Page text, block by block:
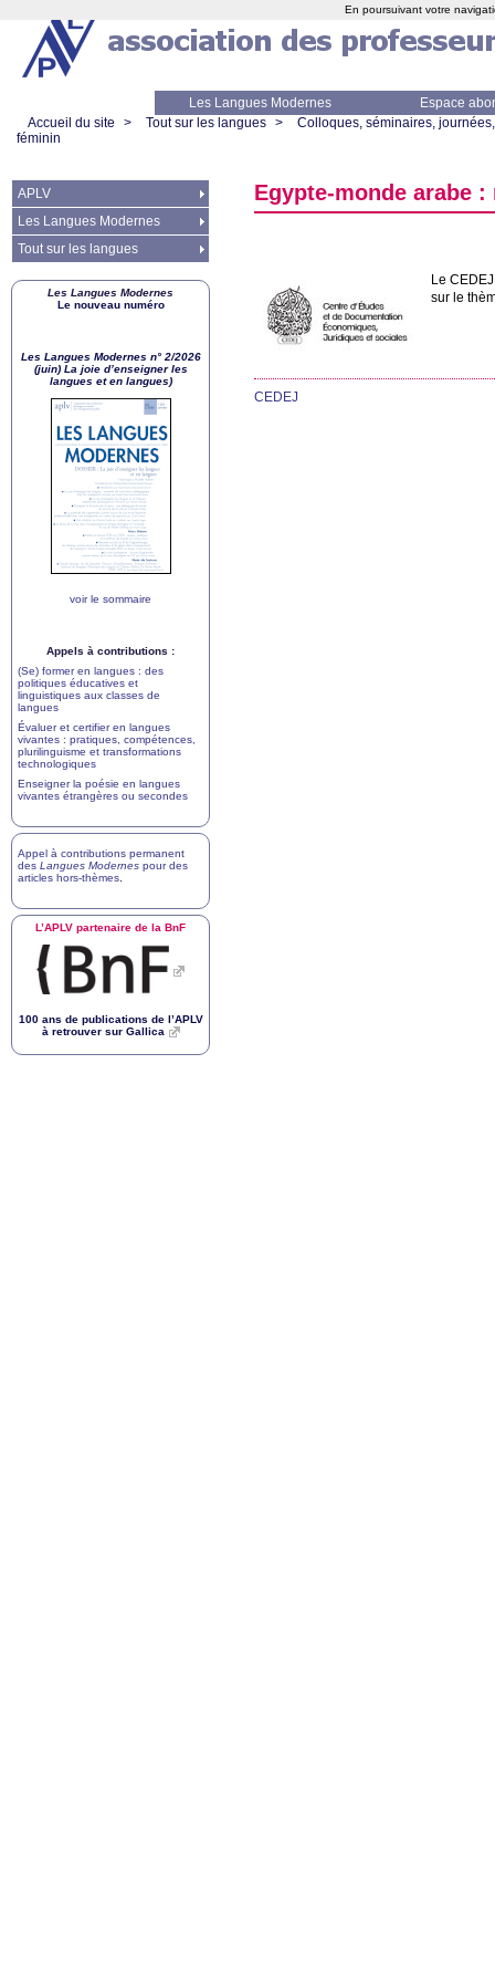
Les Langues Modernes
Espace
Accueil du site
> Tout sur les langues >
Colloques, séminaires,
féminin
Egypte-monde arabe
Le CEDEJ
sur le
CEDEJ
APLV
Les Langues Modernes
Tout sur les langues
Les Langues Modernes
Le nouveau numéro
Les Langues Modernes n° 2/2026
(juin) La joie d’enseigner les
langues et en langues)
voir le sommaire
Appels à contributions :
(Se) former en langues : des
politiques éducatives et
linguistiques aux classes de
langues
Évaluer et certifier en langues
vivantes : pratiques, compétences,
plurilinguisme et transformations
technologiques
Enseigner la poésie en langues
vivantes étrangères ou secondes
Appel à contributions permanent
des Langues Modernes pour des
articles hors-thèmes
L’APLV partenaire de la BnF
100 ans de publications de l’APLV
à retrouver sur Gallica
En poursuivant votre